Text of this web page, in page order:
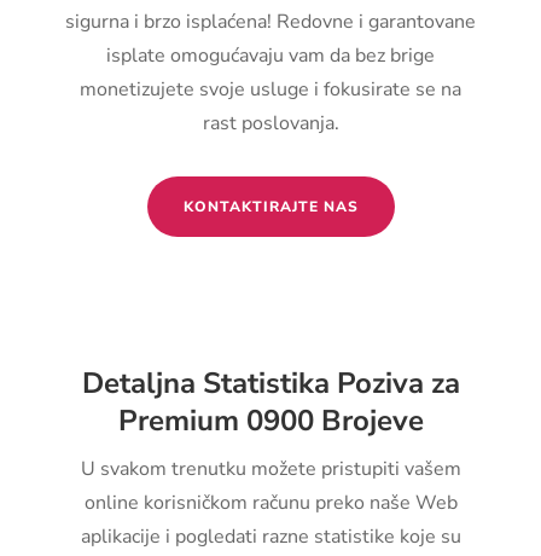
sigurna i brzo isplaćena! Redovne i garantovane
isplate omogućavaju vam da bez brige
monetizujete svoje usluge i fokusirate se na
rast poslovanja.
KONTAKTIRAJTE NAS
Detaljna Statistika Poziva za
Premium 0900 Brojeve
U svakom trenutku možete pristupiti vašem
online korisničkom računu preko naše Web
aplikacije i pogledati razne statistike koje su